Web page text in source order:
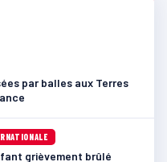
par balles aux Terres
grièvement brûlé